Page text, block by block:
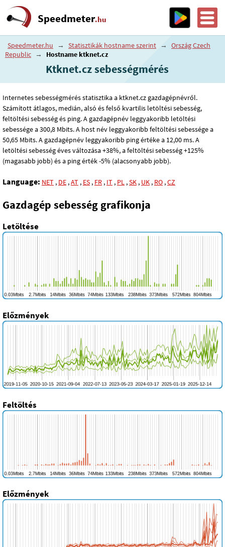
Speedmeter.hu
Speedmeter.hu → Statisztikák hostname szerint →
Ország Czech
Republic → Hostname ktknet.cz
Ktknet.cz sebességmérés
Internetes sebességmérés statisztika a ktknet.cz gazdagépnévről.
Számított átlagos, medián, alsó és felső kvartilis letöltési sebesség,
feltöltési sebesség és ping. A gazdagépnév leggyakoribb letöltési
sebessége a 300,8 Mbits. A host név leggyakoribb feltöltési sebessége a
50,65 Mbits. A gazdagépnév leggyakoribb ping értéke a 12,00 ms. A
letöltési sebesség éves változása +38%, a feltöltési sebesség +125%
(magasabb jobb) és a ping érték -5% (alacsonyabb jobb).
Language: NET , DE ,AT , ES , FR , IT , PL ,SK , UK , RO ,CZ
Gazdagép sebesség grafikonja
Letöltése
Előzmények
Feltöltés
Előzmények